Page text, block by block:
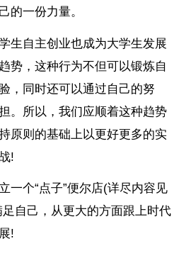
的一份力量。
生自主创业也成为大学生发展
势，这种行为不但可以锻炼自
，同时还可以通过自己的努
。所以，我们应顺着这种趋势
原则的基础上以更好更多的实
!
一个“点子”便尔店(详尽内容见
自己，从更大的方面跟上时代
!